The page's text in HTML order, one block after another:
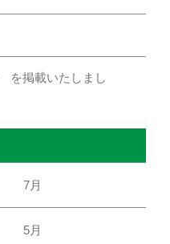
掲載いたしまし
7月
5月